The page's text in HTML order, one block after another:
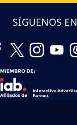
SÍGUENOS EN